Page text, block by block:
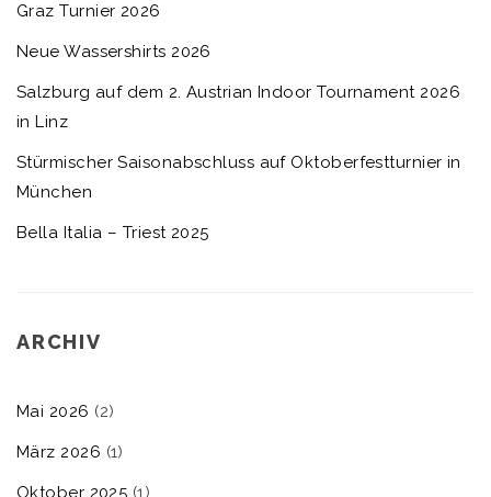
Graz Turnier 2026
Neue Wassershirts 2026
Salzburg auf dem 2. Austrian Indoor Tournament 2026
in Linz
Stürmischer Saisonabschluss auf Oktoberfestturnier in
München
Bella Italia – Triest 2025
ARCHIV
Mai 2026 (2)
März 2026 (1)